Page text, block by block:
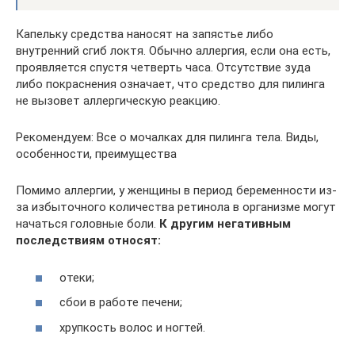
Капельку средства наносят на запястье либо
внутренний сгиб локтя. Обычно аллергия, если она есть,
проявляется спустя четверть часа. Отсутствие зуда
либо покраснения означает, что средство для пилинга
не вызовет аллергическую реакцию.
Рекомендуем: Все о мочалках для пилинга тела. Виды,
особенности, преимущества
Помимо аллергии, у женщины в период беременности из-
за избыточного количества ретинола в организме могут
начаться головные боли. К другим негативным
последствиям относят:
отеки;
сбои в работе печени;
хрупкость волос и ногтей.